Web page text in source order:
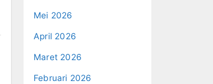
Mei 2026
April 2026
Maret 2026
Februari 2026